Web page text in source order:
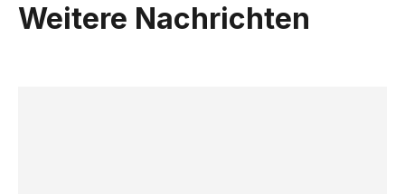
Weitere Nachrichten